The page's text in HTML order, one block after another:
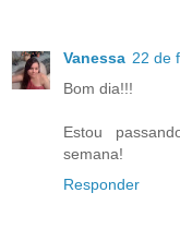
Vanessa 22 de
Bom dia!!!
Estou
semana!
Responder